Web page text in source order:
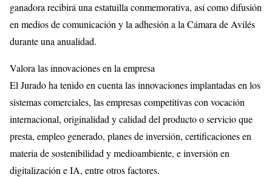
ganadora recibirá una estatuilla conmemorativa, así como difusión
en medios de comunicación y la adhesión a la Cámara de Avilés
durante una anualidad.
Valora las innovaciones en la empresa
El Jurado ha tenido en cuenta las innovaciones implantadas en los
sistemas comerciales, las empresas competitivas con vocación
internacional, originalidad y calidad del producto o servicio que
presta, empleo generado, planes de inversión, certificaciones en
materia de sostenibilidad y medioambiente, e inversión en
digitalización e IA, entre otros factores.